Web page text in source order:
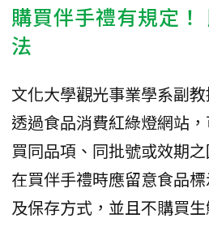
購買伴手禮有規定！
法
文化大學觀光事業學系副
透過食品消費紅綠燈網站
買同品項、同批號或效期
在買伴手禮時應留意食品
及保存方式，並且不購買